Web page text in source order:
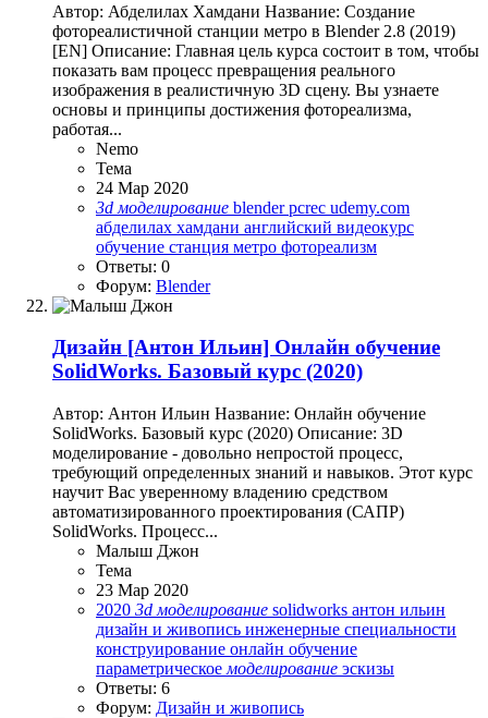
Автор: Абделилах Хамдани Название: Создание
фотореалистичной станции метро в Blender 2.8 (2019)
[EN] Описание: Главная цель курса состоит в том, чтобы
показать вам процесс превращения реального
изображения в реалистичную 3D сцену. Вы узнаете
основы и принципы достижения фотореализма,
работая...
Nemo
Тема
24 Мар 2020
3d моделирование blenderpcrec udemy.com
абделилах хамдани английский видеокурс
обучение станция метро фотореализм
Ответы: 0
Форум: Blender
Дизайн [Антон Ильин] Онлайн обучение
SolidWorks. Базовый курс (2020)
Автор: Антон Ильин Название: Онлайн обучение
SolidWorks. Базовый курс (2020) Описание: 3D
моделирование - довольно непростой процесс,
требующий определенных знаний и навыков. Этот курс
научит Вас уверенному владению средством
автоматизированного проектирования (САПР)
SolidWorks. Процесс...
Малыш Джон
Тема
23 Мар 2020
2020 3d моделирование solidworks антон ильин
дизайн и живопись инженерные специальности
конструирование онлайн обучение
параметрическое моделирование эскизы
Ответы: 6
Форум: Дизайн и живопись